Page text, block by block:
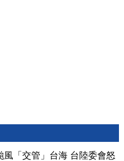
風「交管」台海 台陸委會怒